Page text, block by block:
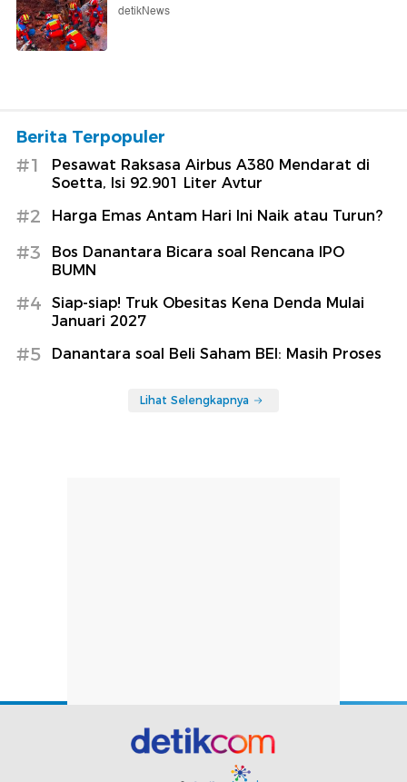
detikNews
Berita Terpopuler
#1
Pesawat Raksasa Airbus A380 Mendarat di
Soetta, Isi 92.901 Liter Avtur
#2 Harga Emas Antam Hari Ini Naik atau Turun?
#3
Bos Danantara Bicara soal Rencana IPO
BUMN
#4
Siap-siap! Truk Obesitas Kena Denda Mulai
Januari 2027
#5 Danantara soal Beli Saham BEI: Masih Proses
Lihat Selengkapnya